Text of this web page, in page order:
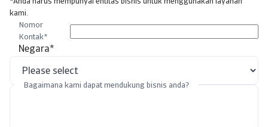
*Anda harus mempunyai entitas bisnis untuk menggunakan layanan
kami.
Nomor
Kontak*
Negara*
Bagaimana kami dapat mendukung bisnis anda?